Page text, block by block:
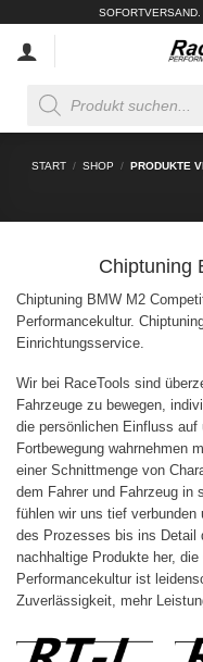
springen
search
START / SHOP / PRODUKTE
Chiptuning
Chiptuning BMW M2
Performancekultur.
Einrichtungsservice.
Wir bei RaceTools sind
Fahrzeuge zu bewegen,
die persönlichen Einfluss
Fortbewegung wahrnehmen
einer Schnittmenge von
dem Fahrer und Fahrzeug in
fühlen wir uns tief verbunden
des Prozesses bis ins Detail
nachhaltige Produkte her,
Performancekultur ist
Zuverlässigkeit, mehr